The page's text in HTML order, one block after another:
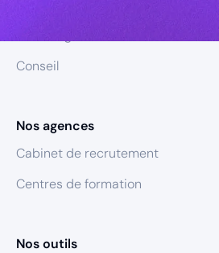
Conseil
Nos agences
Cabinet de recrutement
Centres de formation
Nos outils